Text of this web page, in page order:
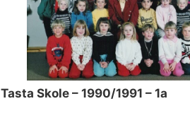
Tasta Skole – 1990/1991 – 1a